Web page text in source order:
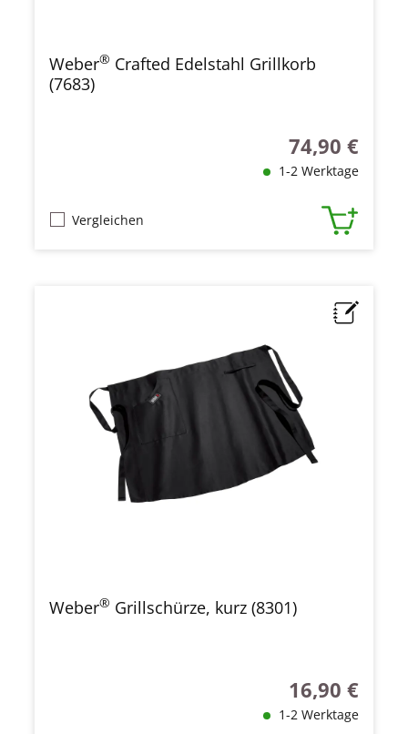
Weber® Crafted Edelstahl Grillkorb
(7683)
Regulärer Preis:
74,90 €
1-2 Werktage
Vergleichen
Weber® Grillschürze, kurz (8301)
Regulärer Preis:
16,90 €
1-2 Werktage